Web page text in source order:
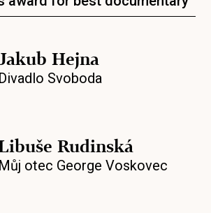
Hejna
Divadlo Svoboda
Rudinská
Můj otec George Voskovec